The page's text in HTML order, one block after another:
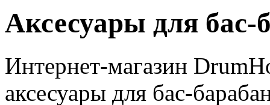
Аксесуары для бас-
Интернет-магазин
аксесуары для бас-